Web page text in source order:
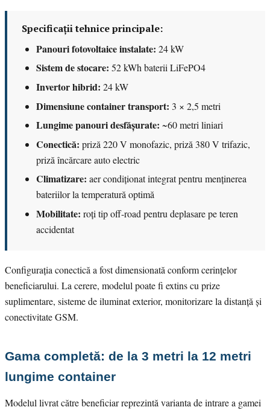
Specificații tehnice principale:
Panouri fotovoltaice instalate: 24 kW
Sistem de stocare: 52 kWh baterii LiFePO4
Invertor hibrid: 24 kW
Dimensiune container transport: 3 × 2,5 metri
Lungime panouri desfășurate: ~60 metri liniari
Conectică: priză 220 V monofazic, priză 380 V trifazic,
priză încărcare auto electric
Climatizare: aer condiționat integrat pentru menținerea
bateriilor la temperatură optimă
Mobilitate: roți tip off-road pentru deplasare pe teren
accidentat
Configurația conectică a fost dimensionată conform cerințelor
beneficiarului. La cerere, modelul poate fi extins cu prize
suplimentare, sisteme de iluminat exterior, monitorizare la distanță și
conectivitate GSM.
Gama completă: de la 3 metri la 12 metri
lungime container
Modelul livrat către beneficiar reprezintă varianta de intrare a gamei